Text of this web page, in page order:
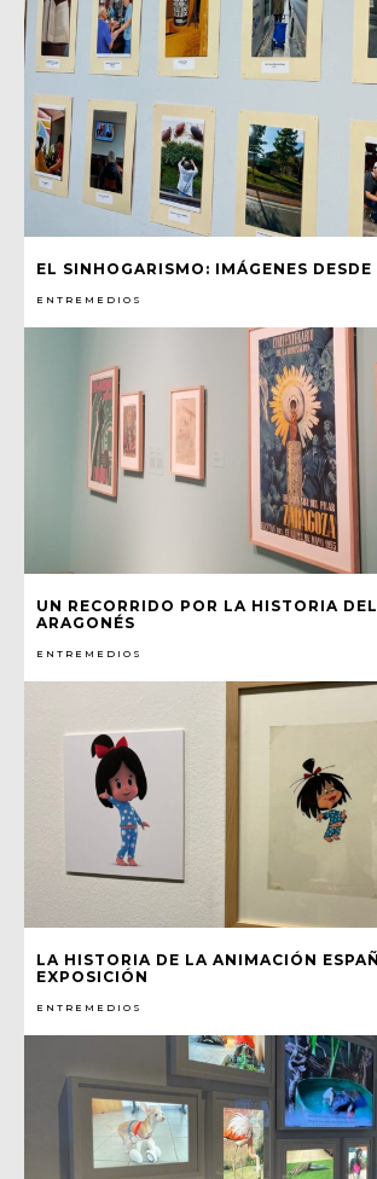
EL SINHOGARISMO: IMÁGENES
ENTREMEDIOS
UN RECORRIDO POR LA HISTORIA
ARAGONÉS
ENTREMEDIOS
LA HISTORIA DE LA ANIMACIÓN
EXPOSICIÓN
ENTREMEDIOS